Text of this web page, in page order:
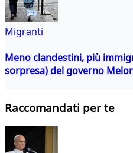
Migranti
Meno clandestini, più
sorpresa) del governo
Raccomandati per te